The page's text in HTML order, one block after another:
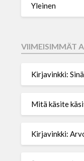
Yleinen
VIIMEISIMMÄT
Kirjavinkki:
Mitä käsite
Kirjavinkki: